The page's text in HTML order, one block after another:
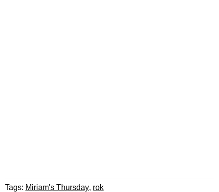
Tags: Miriam's Thursday, rok